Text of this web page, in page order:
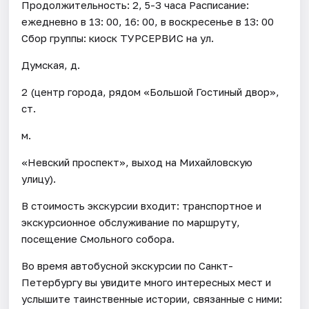
Продолжительность: 2, 5-3 часа Расписание:
ежедневно в 13: 00, 16: 00, в воскресенье в 13: 00
Сбор группы: киоск ТУРСЕРВИС на ул.
Думская, д.
2 (центр города, рядом «Большой Гостиный двор»,
ст.
м.
«Невский проспект», выход на Михайловскую
улицу).
В стоимость экскурсии входит: транспортное и
экскурсионное обслуживание по маршруту,
посещение Смольного собора.
Во время автобусной экскурсии по Санкт-
Петербургу вы увидите много интересных мест и
услышите таинственные истории, связанные с ними: